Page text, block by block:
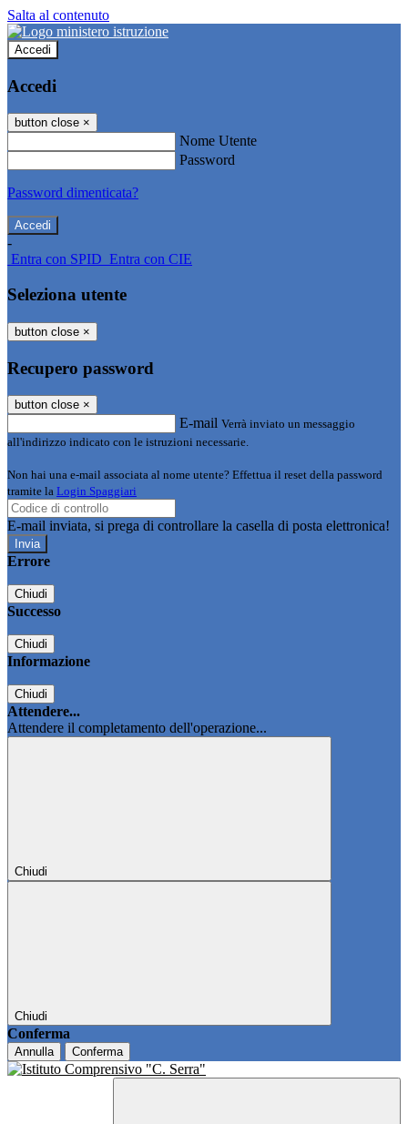
Salta al contenuto
Accedi
Accedi
button close ×
Nome Utente
Password
Password dimenticata?
-
Entra con SPID Entra con CIE
Seleziona utente
button close ×
Recupero password
button close ×
E-mail Verrà inviato un messaggio
all'indirizzo indicato con le istruzioni necessarie.
Non hai una e-mail associata al nome utente? Effettua il reset della password
tramite la Login Spaggiari
E-mail inviata, si prega di controllare la casella di posta elettronica!
Errore
Chiudi
Successo
Chiudi
Informazione
Chiudi
Attendere...
Attendere il completamento dell'operazione...
Chiudi
Chiudi
Conferma
Annulla Conferma